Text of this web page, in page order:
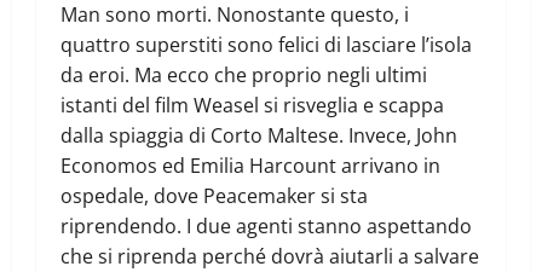
Man sono morti. Nonostante questo, i
quattro superstiti sono felici di lasciare l’isola
da eroi. Ma ecco che proprio negli ultimi
istanti del film Weasel si risveglia e scappa
dalla spiaggia di Corto Maltese. Invece, John
Economos ed Emilia Harcount arrivano in
ospedale, dove Peacemaker si sta
riprendendo. I due agenti stanno aspettando
che si riprenda perché dovrà aiutarli a salvare